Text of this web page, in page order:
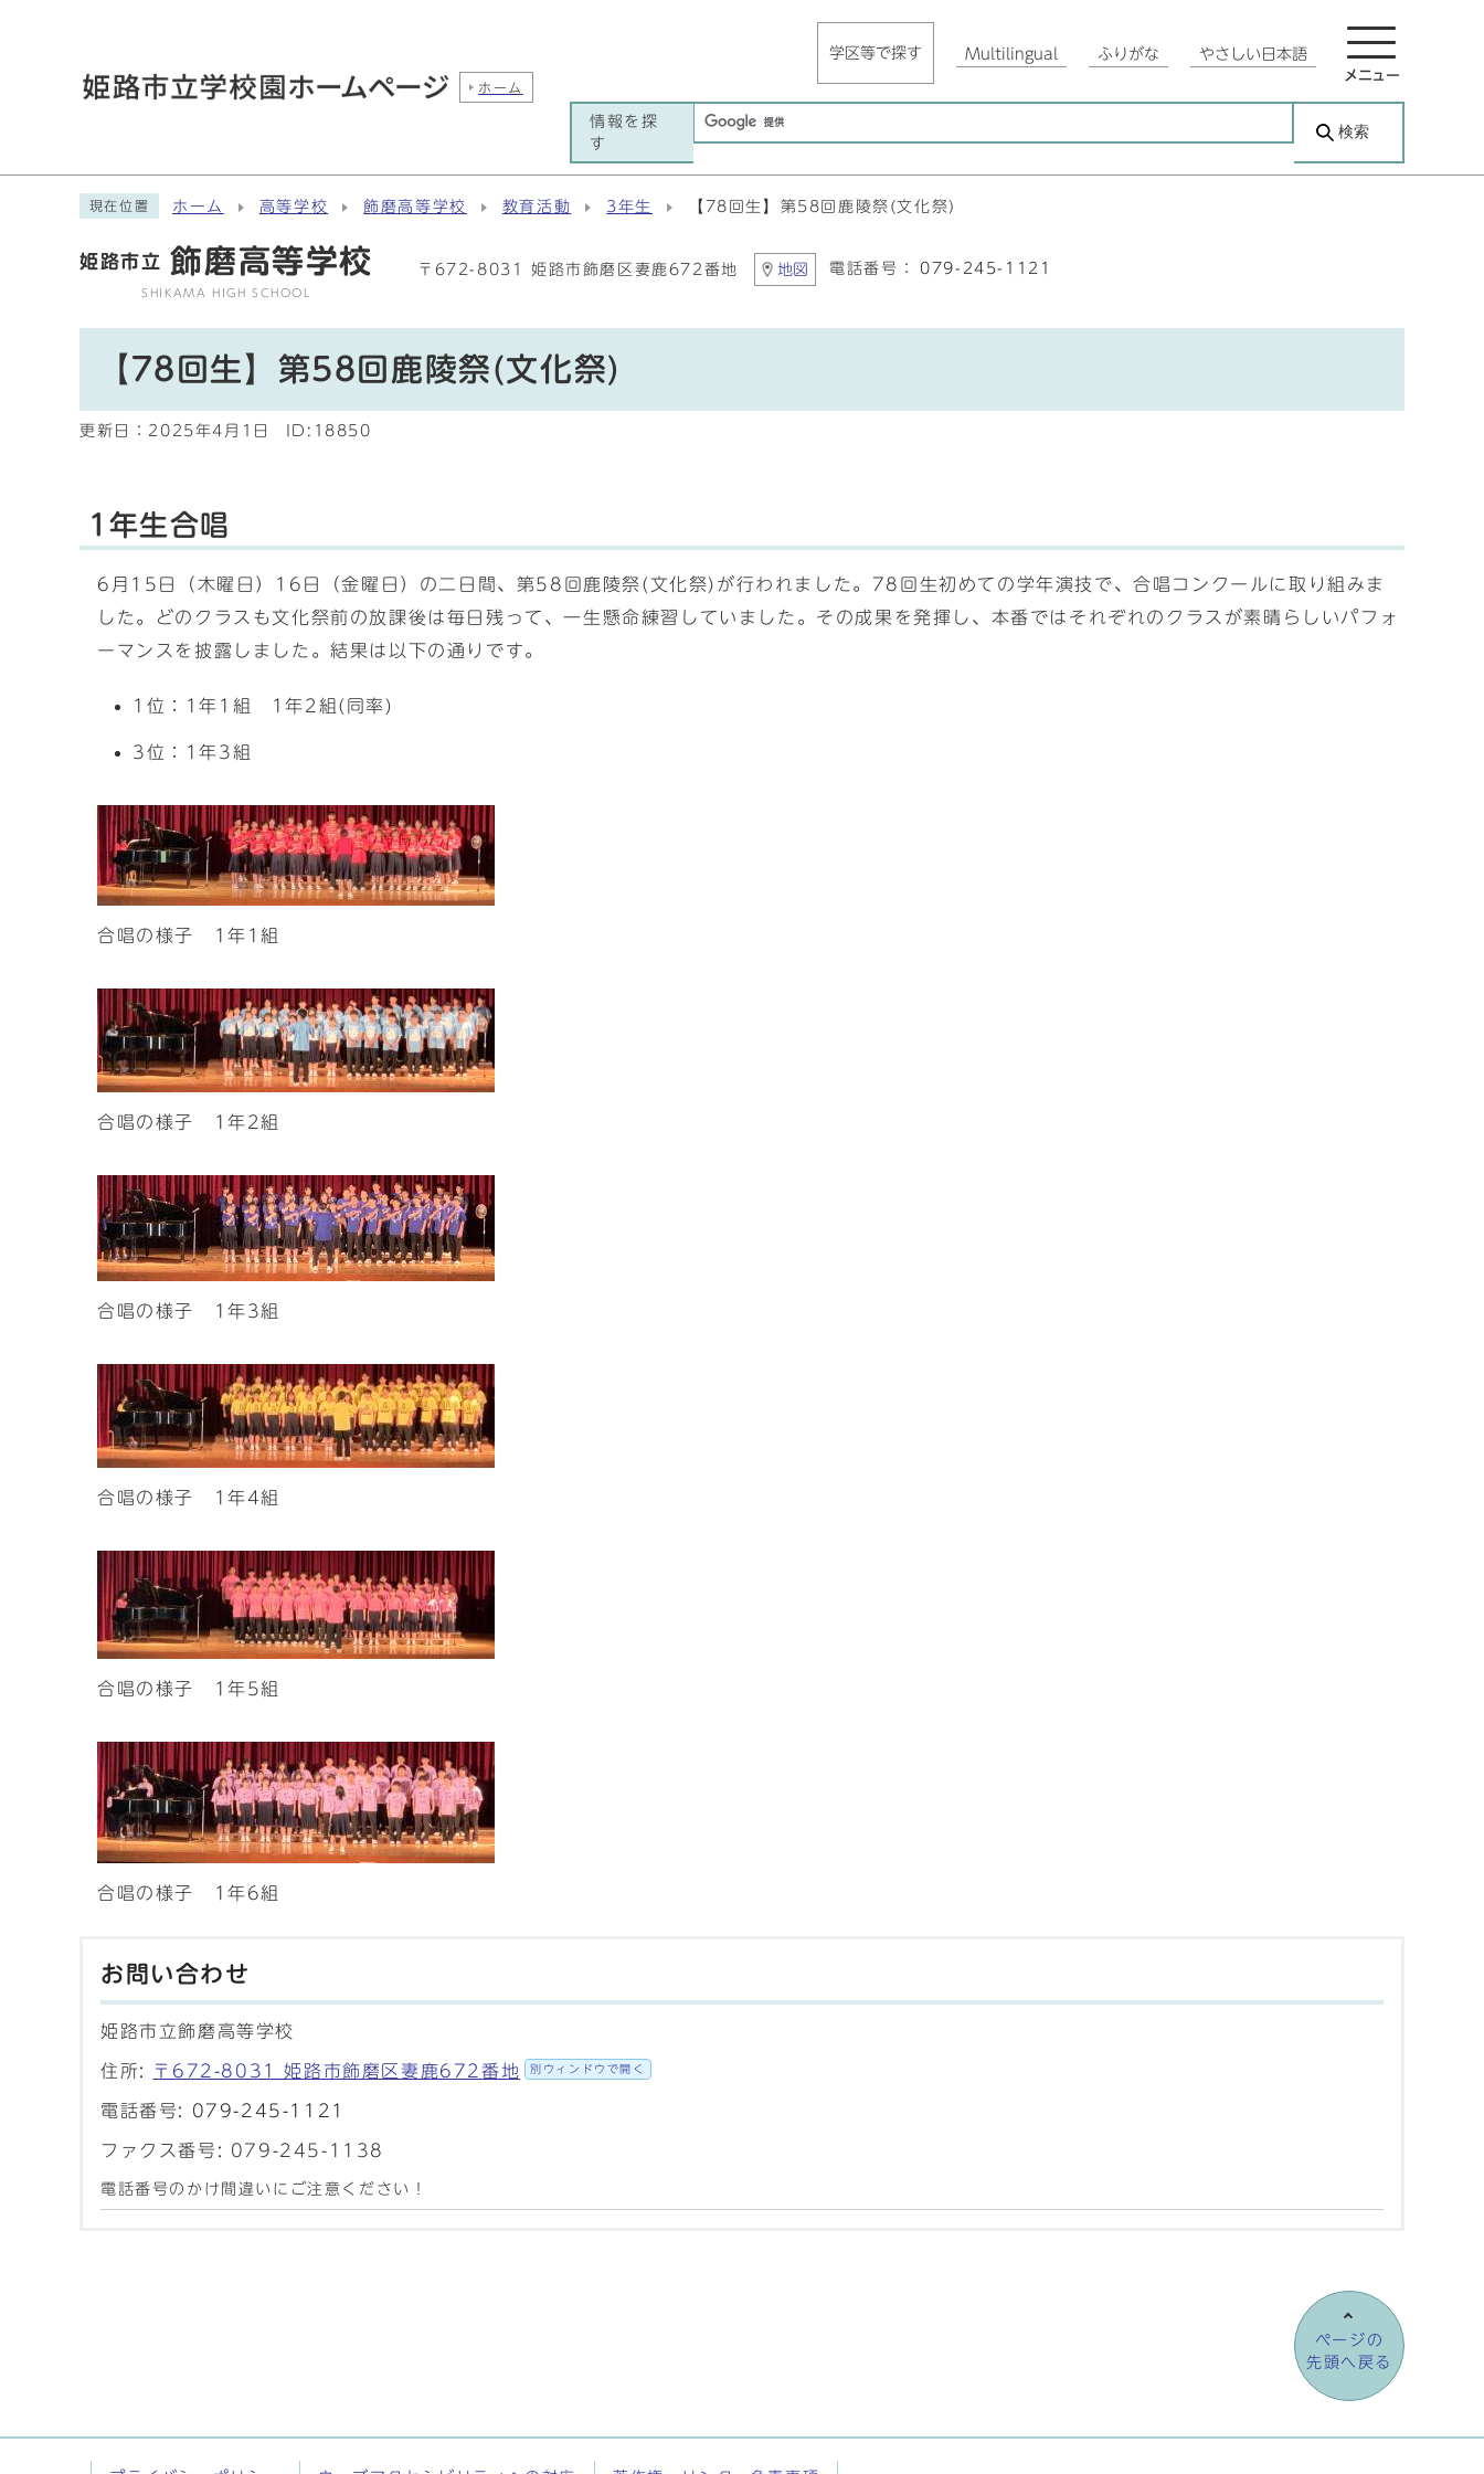
ホーム
学区等で探す Multilingual ふりがな やさしい日本語
メニュー
情報を探
す
検索
現在位置 ホーム 高等学校 飾磨高等学校 教育活動 3年生 【78回生】第58回鹿陵祭(文化祭)
姫路市立 飾磨高等学校
SHIKAMA HIGH SCHOOL
〒672-8031 姫路市飾磨区妻鹿672番地 地図 電話番号： 079-245-1121
【78回生】第58回鹿陵祭(文化祭)
更新日： 2025年4月1日 ID:18850
1年生合唱
6月15日（木曜日）16日（金曜日）の二日間、第58回鹿陵祭(文化祭)が行われました。78回生初めての学年演技で、合唱コンクールに取り組みま
した。どのクラスも文化祭前の放課後は毎日残って、一生懸命練習していました。その成果を発揮し、本番ではそれぞれのクラスが素晴らしいパフォ
ーマンスを披露しました。結果は以下の通りです。
1位：1年1組 1年2組(同率)
3位：1年3組
合唱の様子 1年1組
合唱の様子 1年2組
合唱の様子 1年3組
合唱の様子 1年4組
合唱の様子 1年5組
合唱の様子 1年6組
お問い合わせ
姫路市立飾磨高等学校
住所: 〒672-8031 姫路市飾磨区妻鹿672番地 別ウィンドウで開く
電話番号: 079-245-1121
ファクス番号: 079-245-1138
電話番号のかけ間違いにご注意ください！
ページの
先頭へ戻る